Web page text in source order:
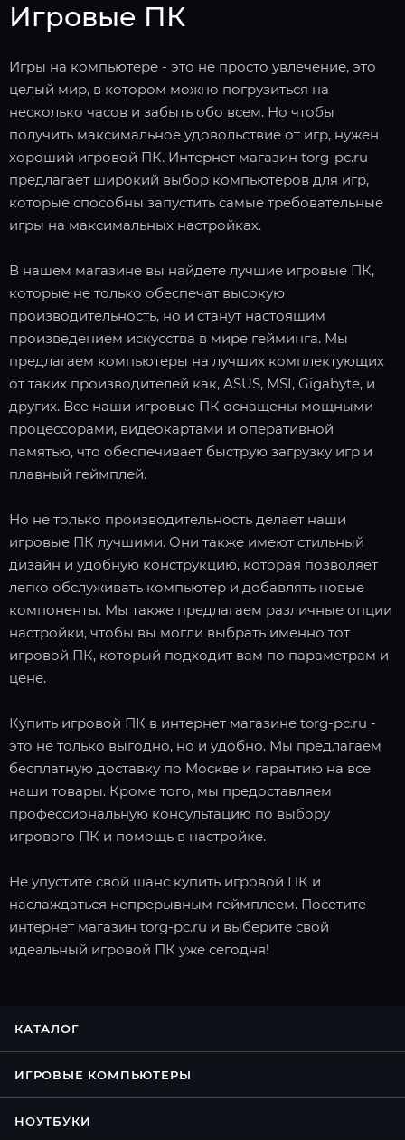
Игровые ПК
Игры на компьютере - это не просто увлечение, это
целый мир, в котором можно погрузиться на
несколько часов и забыть обо всем. Но чтобы
получить максимальное удовольствие от игр, нужен
хороший игровой ПК. Интернет магазин torg-pc.ru
предлагает широкий выбор компьютеров для игр,
которые способны запустить самые требовательные
игры на максимальных настройках.
В нашем магазине вы найдете лучшие игровые ПК,
которые не только обеспечат высокую
производительность, но и станут настоящим
произведением искусства в мире гейминга. Мы
предлагаем компьютеры на лучших комплектующих
от таких производителей как, ASUS, MSI, Gigabyte, и
других. Все наши игровые ПК оснащены мощными
процессорами, видеокартами и оперативной
памятью, что обеспечивает быструю загрузку игр и
плавный геймплей.
Но не только производительность делает наши
игровые ПК лучшими. Они также имеют стильный
дизайн и удобную конструкцию, которая позволяет
легко обслуживать компьютер и добавлять новые
компоненты. Мы также предлагаем различные опции
настройки, чтобы вы могли выбрать именно тот
игровой ПК, который подходит вам по параметрам и
цене.
Купить игровой ПК в интернет магазине torg-pc.ru -
это не только выгодно, но и удобно. Мы предлагаем
бесплатную доставку по Москве и гарантию на все
наши товары. Кроме того, мы предоставляем
профессиональную консультацию по выбору
игрового ПК и помощь в настройке.
Не упустите свой шанс купить игровой ПК и
наслаждаться непрерывным геймплеем. Посетите
интернет магазин torg-pc.ru и выберите свой
идеальный игровой ПК уже сегодня!
КАТАЛОГ
ИГРОВЫЕ КОМПЬЮТЕРЫ
НОУТБУКИ